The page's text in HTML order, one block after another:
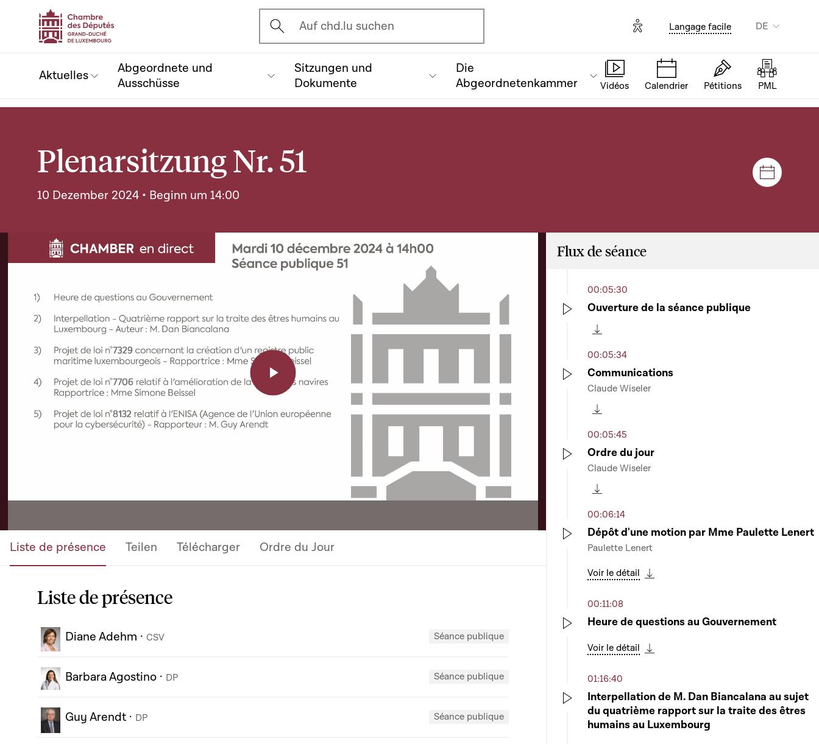
Ouvrir l'écran de recherche
Auf chd.lu suchen Options d'accessibilité
Langage facile DE
Aktuelles
Abgeordnete und
Ausschüsse
Sitzungen und
Dokumente
Die
Abgeordnetenkammer
Vidéos Calendrier Pétitions PML
Plenarsitzung Nr. 51
10 Dezember 2024 • Beginn um 14:00
Plenar-
Play
Video
Liste de présence Teilen Télécharger Ordre du Jour
Liste de présence
Diane Adehm · CSV Séance publique
Barbara Agostino · DP Séance publique
Guy Arendt · DP Séance publique
Flux de séance
00:05:30
Ouverture de la séance publique
00:05:34
Communications
Claude Wiseler
Play
00:05:45
Ordre du jour
Claude Wiseler
Play
00:06:14
Dépôt d'une motion par Mme Paulette Lenert
Paulette Lenert
Voir le détail
Play
00:11:08
Heure de questions au Gouvernement
Voir le détail
Play
01:16:40
Interpellation de M. Dan Biancalana au sujet
du quatrième rapport sur la traite des êtres
humains au Luxembourg
Play